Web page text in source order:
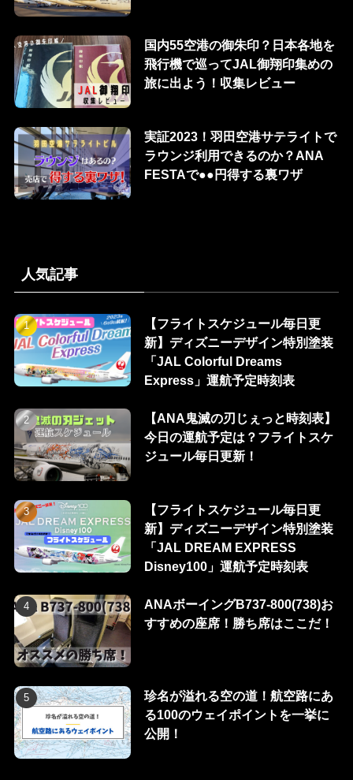
国内55空港の御朱印？日本各地を
飛行機で巡ってJAL御翔印集めの
旅に出よう！収集レビュー
実証2023！羽田空港サテライトで
ラウンジ利用できるのか？ANA
FESTAで●●円得する裏ワザ
人気記事
【フライトスケジュール毎日更
新】ディズニーデザイン特別塗装
「JAL Colorful Dreams
Express」運航予定時刻表
【ANA鬼滅の刃じぇっと時刻表】
今日の運航予定は？フライトスケ
ジュール毎日更新！
【フライトスケジュール毎日更
新】ディズニーデザイン特別塗装
「JAL DREAM EXPRESS
Disney100」運航予定時刻表
ANAボーイングB737-800(738)お
すすめの座席！勝ち席はここだ！
珍名が溢れる空の道！航空路にあ
る100のウェイポイントを一挙に
公開！